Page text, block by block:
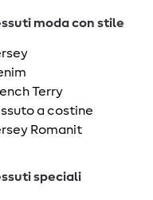
moda con stile
Terry
a costine
Romanit
speciali